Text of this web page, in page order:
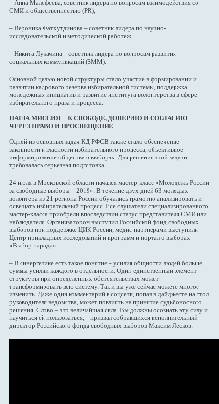
– Анна Малофеева, советник лидера по вопросам взаимодействия со
СМИ и общественностью (PR);
– Вероника Фатхутдинова – советник лидера по научно-
исследовательской и методической работеж
– Никита Лукачина – советник лидера по вопросам развития
социальных коммуникаций (SMM).
Основной целью новой структуры стало участие в формировании и
развитии кадрового резерва избирательной системы, поддержка
молодежных инициатив и развитие института волонтёрства в сфере
избирательного права и процесса.
НАША МИССИЯ – К СВОБОДЕ, ДОВЕРИЮ И СОГЛАСИЮ
ЧЕРЕЗ ПРАВО И ПРОСВЕЩЕНИЕ
Одной из основных задач КД РФСВ также стало обеспечение
законности и гласности избирательного процесса, объективное
информирование общества о выборах. Для решения этой задачи
требовалась серьезная подготовка.
24 июля в Московской области начался мастер-класс «Молодежь России
за свободные выборы – 2019». В течение двух дней 63 молодых
волонтера из 21 региона России обучались грамотно анализировать и
освещать избирательный процесс. Все слушатели специализированного
мастер-класса приобрели впоследствии статус представителя СМИ или
наблюдателя. Организатором выступил Российской фонд свободных
выборов при поддержке ЦИК России, медиа-партнерами выступили
Центр прикладных исследований и программ и портал о выборах
«Выбор народа».
– В синергетике есть такое понятие – усилия общности людей больше
суммы усилий каждого в отдельности. Один-единственный элемент
структуры при определенных обстоятельствах может
трансформировать всю систему. Так и вы уже сейчас можете многое
изменить. Даже один комментарий в соцсети, попав в дайджесте на стол
руководителя ведомства, может повлиять на принятие судьбоносного
решения. Слово – это величайшая сила. Вы должны осознать эту силу и
научиться ей пользоваться, – призвал собравшихся исполнительный
директор Российского фонда свободных выборов Максим Лесков.